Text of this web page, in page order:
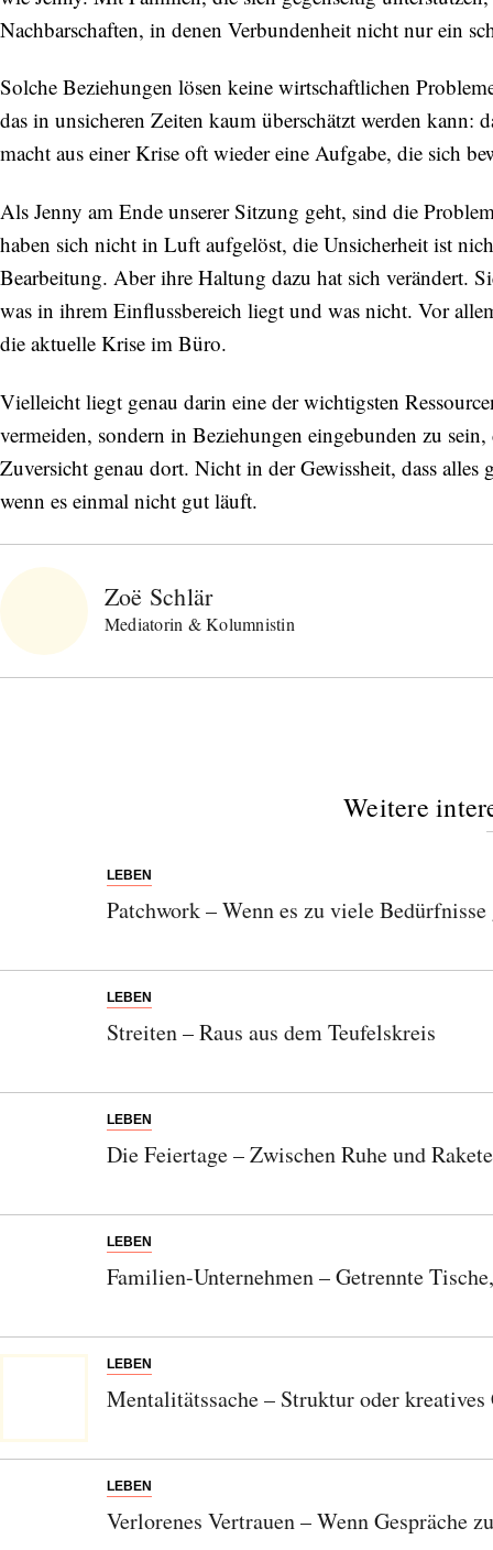
Nachbarschaften, in denen Verbundenheit nicht nur ein
Solche Beziehungen lösen keine wirtschaftlichen
das in unsicheren Zeiten kaum überschätzt werden
macht aus einer Krise oft wieder eine Aufgabe, die sich
Als Jenny am Ende unserer Sitzung geht, sind die
haben sich nicht in Luft aufgelöst, die Unsicherheit ist
Bearbeitung. Aber ihre Haltung dazu hat sich verändert.
was in ihrem Einflussbereich liegt und was nicht. Vor
die aktuelle Krise im Büro.
Vielleicht liegt genau darin eine der wichtigsten
vermeiden, sondern in Beziehungen eingebunden zu
Zuversicht genau dort. Nicht in der Gewissheit, dass
wenn es einmal nicht gut läuft.
Zoë Schlär
Mediatorin & Kolumnistin
Weitere
LEBEN
Patchwork – Wenn es zu viele
LEBEN
Streiten – Raus aus dem Teufelskreis
LEBEN
Die Feiertage – Zwischen Ruhe und
LEBEN
Familien-Unternehmen – Getrennte
LEBEN
Mentalitätssache – Struktur oder kreatives
LEBEN
Verlorenes Vertrauen – Wenn Gespräche
Abonnieren Sie unseren Newsletter
Entdecken Sie jede Woche neue schöne
einzigartige Reisen.
zur Kenntnis genommen und akzeptiere diese.